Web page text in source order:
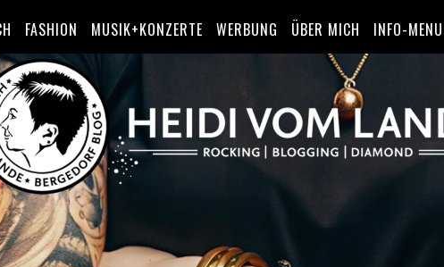
FASHION MUSIK+KONZERTE WERBUNG ÜBER MICH INFO-